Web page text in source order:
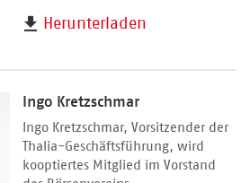
Herunterladen
Ingo Kretzschmar
Ingo Kretzschmar, Vorsitzender der
Thalia-Geschäftsführung, wird
kooptiertes Mitglied im Vorstand